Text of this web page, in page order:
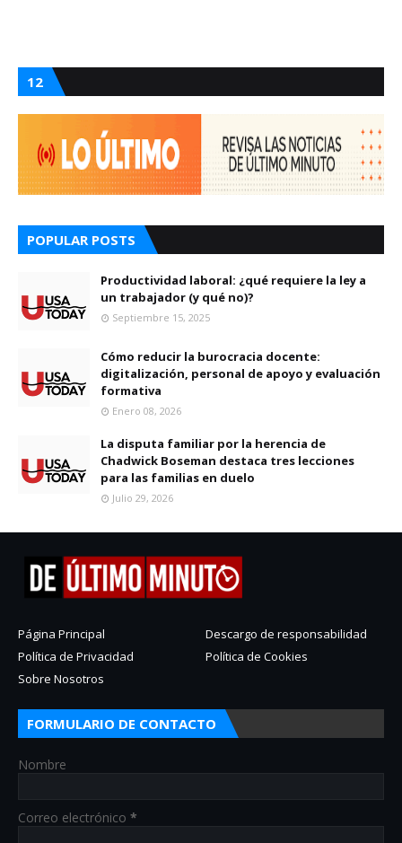
12
POPULAR POSTS
Productividad laboral: ¿qué requiere la ley a
un trabajador (y qué no)?
Septiembre 15, 2025
Cómo reducir la burocracia docente:
digitalización, personal de apoyo y evaluación
formativa
Enero 08, 2026
La disputa familiar por la herencia de
Chadwick Boseman destaca tres lecciones
para las familias en duelo
Julio 29, 2026
Página Principal
Descargo de responsabilidad
Política de Privacidad
Política de Cookies
Sobre Nosotros
FORMULARIO DE CONTACTO
Nombre
Correo electrónico *